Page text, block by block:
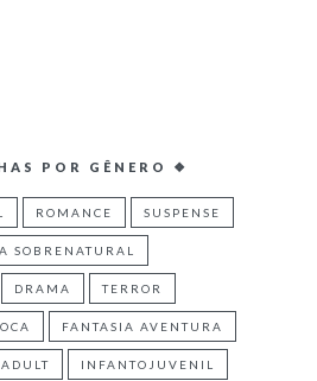
POR GÊNERO ❖
ROMANCE SUSPENSE
SOBRENATURAL
DRAMA TERROR
FANTASIA AVENTURA
INFANTOJUVENIL